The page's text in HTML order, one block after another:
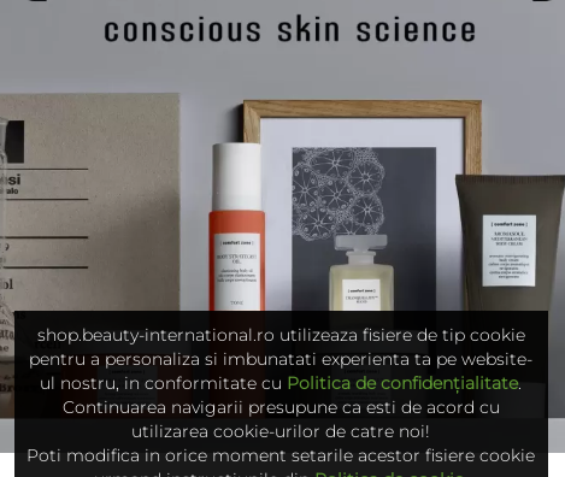
shop.beauty-international.ro utilizeaza fisiere de tip cookie
pentru a personaliza si imbunatati experienta ta pe website-
ul nostru, in conformitate cu Politica de confidențialitate.
Continuarea navigarii presupune ca esti de acord cu
utilizarea cookie-urilor de catre noi!
Poti modifica in orice moment setarile acestor fisiere cookie